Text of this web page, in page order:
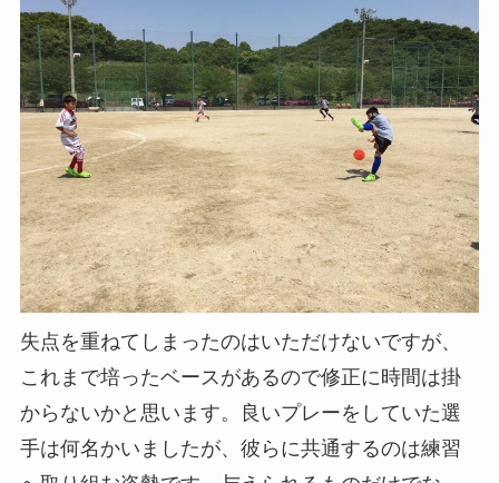
失点を重ねてしまったのはいただけないですが、
これまで培ったベースがあるので修正に時間は掛
からないかと思います。良いプレーをしていた選
手は何名かいましたが、彼らに共通するのは練習